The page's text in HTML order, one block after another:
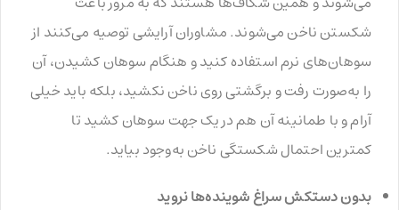
شکستن ناخن می‌شوند. مشاوران آرایشی توصیه می‌کنند از
سوهان‌های نرم استفاده کنید و هنگام سوهان کشیدن، آن
را به‌صورت رفت و برگشتی روی ناخن نکشید، بلکه باید خیلی
آرام و با طمانینه آن هم در یک جهت سوهان کشید تا
کمترین احتمال شکستگی ناخن به‌وجود بیاید.
بدون دستکش سراغ شوینده‌ها نروید